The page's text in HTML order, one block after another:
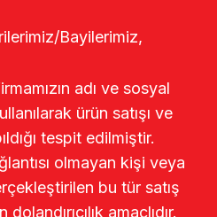
Bayilerimiz,
adı ve sosyal
ürün satışı ve
tespit edilmiştir.
olmayan kişi veya
bu tür satış
amaçlıdır.